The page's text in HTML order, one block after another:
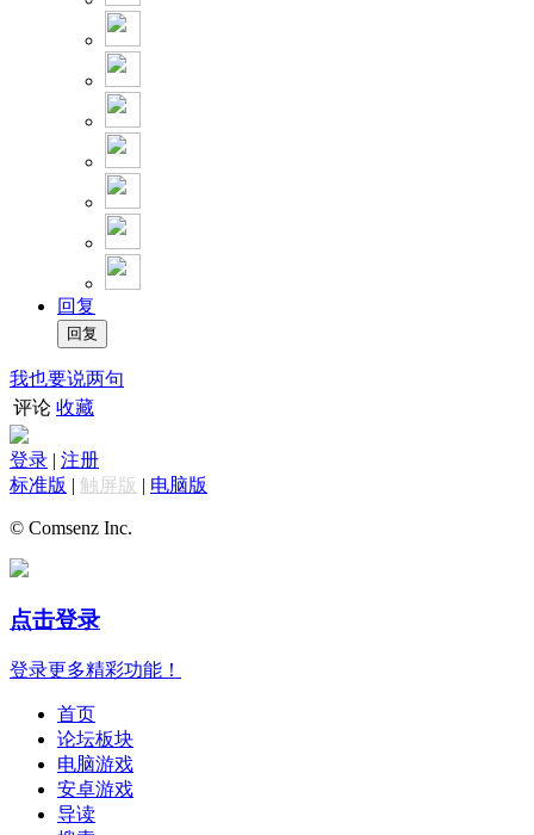
回复
我也要说两句
评论 收藏
登录 | 注册
标准版 | 触屏版 | 电脑版
© Comsenz Inc.
点击登录
登录更多精彩功能！
首页
论坛板块
电脑游戏
安卓游戏
导读